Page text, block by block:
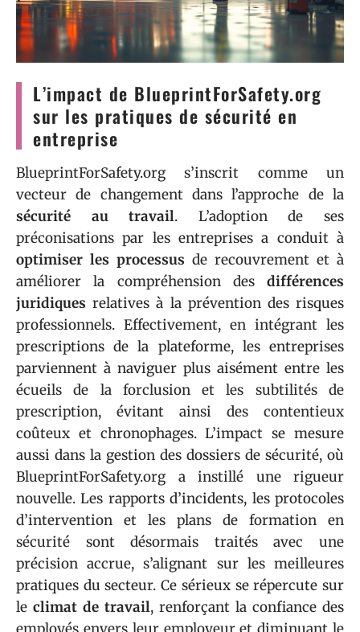
L’impact de BlueprintForSafety.org
sur les pratiques de sécurité en
entreprise
BlueprintForSafety.org s’inscrit comme un
vecteur de changement dans l’approche de la
sécurité au travail. L’adoption de ses
préconisations par les entreprises a conduit à
optimiser les processus de recouvrement et à
améliorer la compréhension des différences
juridiques relatives à la prévention des risques
professionnels. Effectivement, en intégrant les
prescriptions de la plateforme, les entreprises
parviennent à naviguer plus aisément entre les
écueils de la forclusion et les subtilités de
prescription, évitant ainsi des contentieux
coûteux et chronophages. L’impact se mesure
aussi dans la gestion des dossiers de sécurité, où
BlueprintForSafety.org a instillé une rigueur
nouvelle. Les rapports d’incidents, les protocoles
d’intervention et les plans de formation en
sécurité sont désormais traités avec une
précision accrue, s’alignant sur les meilleures
pratiques du secteur. Ce sérieux se répercute sur
le climat de travail, renforçant la confiance des